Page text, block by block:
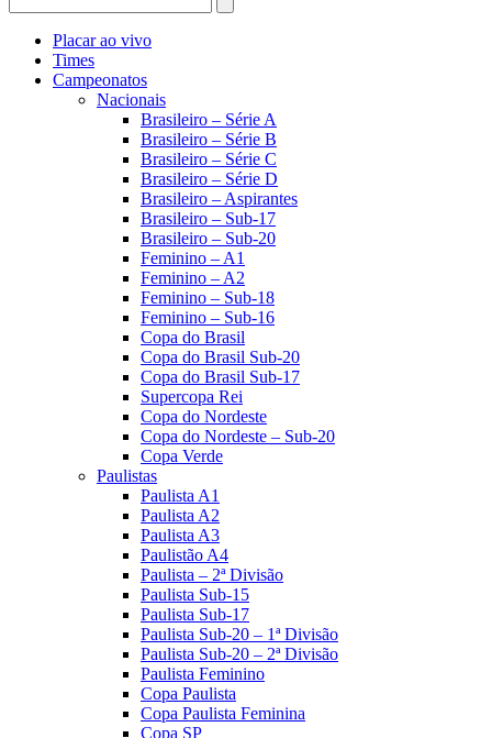
Placar ao vivo
Times
Campeonatos
Nacionais
Brasileiro – Série A
Brasileiro – Série B
Brasileiro – Série C
Brasileiro – Série D
Brasileiro – Aspirantes
Brasileiro – Sub-17
Brasileiro – Sub-20
Feminino – A1
Feminino – A2
Feminino – Sub-18
Feminino – Sub-16
Copa do Brasil
Copa do Brasil Sub-20
Copa do Brasil Sub-17
Supercopa Rei
Copa do Nordeste
Copa do Nordeste – Sub-20
Copa Verde
Paulistas
Paulista A1
Paulista A2
Paulista A3
Paulistão A4
Paulista – 2ª Divisão
Paulista Sub-15
Paulista Sub-17
Paulista Sub-20 – 1ª Divisão
Paulista Sub-20 – 2ª Divisão
Paulista Feminino
Copa Paulista
Copa Paulista Feminina
Copa SP